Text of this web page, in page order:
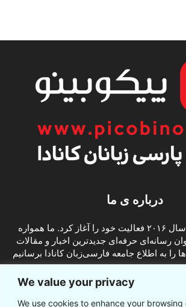
We value your privacy
We use cookies to enhance your browsing
درباره ی ما
پیکوبینو در ابتدای سال ۲۰۱۶ فعالیت خود را آغاز کرد. ما همواره
رسانه‌ای حرفه‌ای جدیدترین اخبار و مقالات